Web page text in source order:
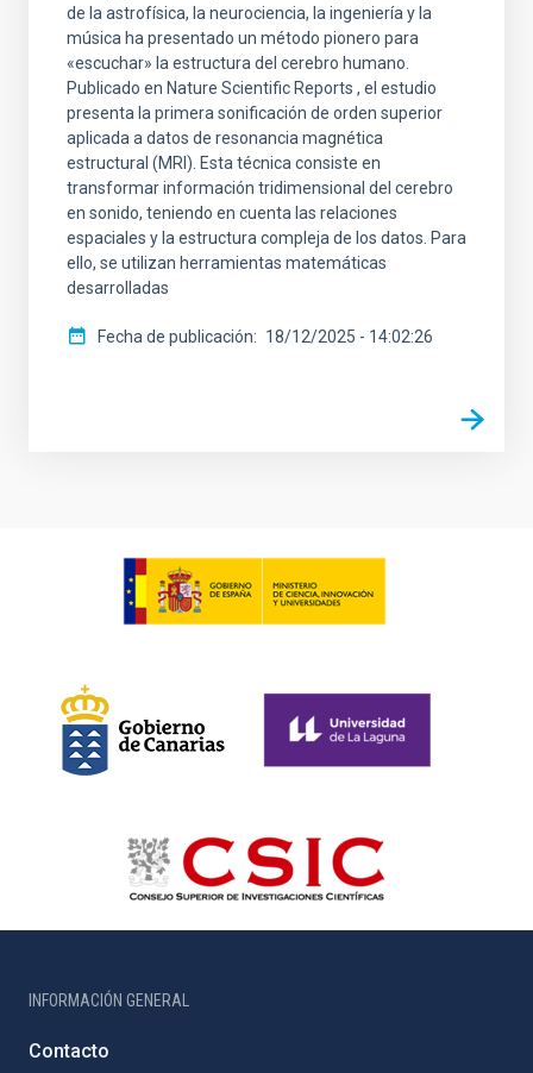
de la astrofísica, la neurociencia, la ingeniería y la
música ha presentado un método pionero para
«escuchar» la estructura del cerebro humano.
Publicado en Nature Scientific Reports , el estudio
presenta la primera sonificación de orden superior
aplicada a datos de resonancia magnética
estructural (MRI). Esta técnica consiste en
transformar información tridimensional del cerebro
en sonido, teniendo en cuenta las relaciones
espaciales y la estructura compleja de los datos. Para
ello, se utilizan herramientas matemáticas
desarrolladas
Fecha de publicación 18/12/2025 - 14:02:26
INFORMACIÓN GENERAL
Contacto